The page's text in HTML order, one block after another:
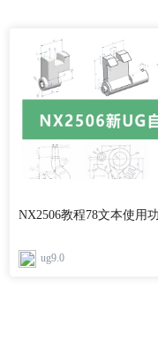
NX2506教程78文本使用
ug9.0